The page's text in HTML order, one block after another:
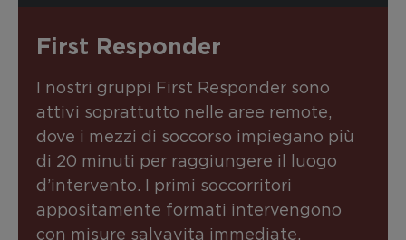
First Responder
I nostri gruppi First Responder sono
attivi soprattutto nelle aree remote,
dove i mezzi di soccorso impiegano più
di 20 minuti per raggiungere il luogo
d’intervento. I primi soccorritori
appositamente formati intervengono
con misure salvavita immediate,